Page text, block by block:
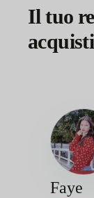
Il tuo
Faye